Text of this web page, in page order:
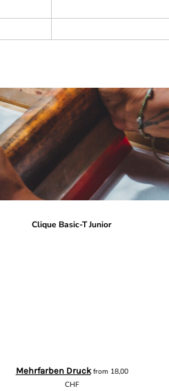
Clique Basic-T Junior
Mehrfarben Druckfrom 18,00
CHF